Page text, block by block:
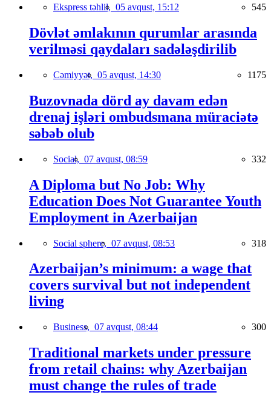
Ekspress təhlil, 05 avqust, 15:12 545
Dövlət əmlakının qurumlar arasında
verilməsi qaydaları sadələşdirilib
Cəmiyyət, 05 avqust, 14:30 1175
Buzovnada dörd ay davam edən
drenaj işləri ombudsmana müraciətə
səbəb olub
Social, 07 avqust, 08:59 332
A Diploma but No Job: Why
Education Does Not Guarantee Youth
Employment in Azerbaijan
Social sphere, 07 avqust, 08:53 318
Azerbaijan’s minimum: a wage that
covers survival but not independent
living
Business, 07 avqust, 08:44 300
Traditional markets under pressure
from retail chains: why Azerbaijan
must change the rules of trade